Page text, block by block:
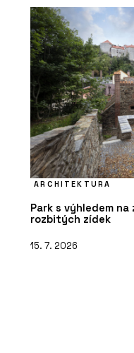
ARCHITEKTURA
Park s výhledem
rozbitých zídek
15. 7. 2026